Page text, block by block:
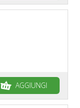
AGGIUNGI